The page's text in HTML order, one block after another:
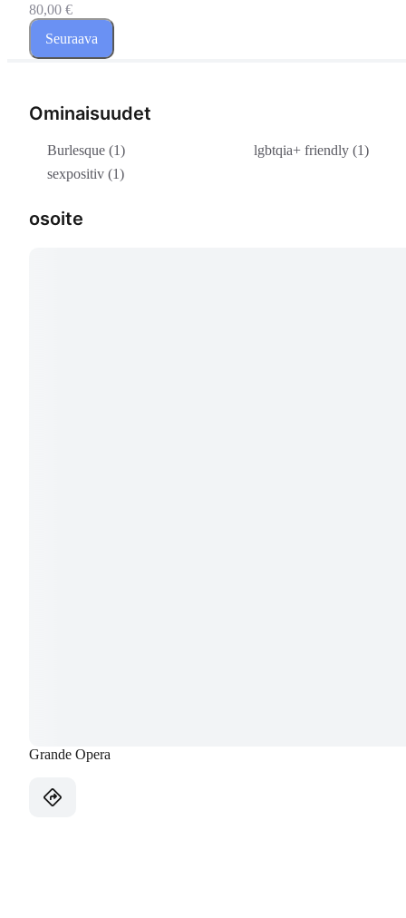
Ominaisuudet
Burlesque (1)
lgbtqia+ friendly (1)
sexpositiv (1)
osoite
Grande Opera
80,00 €
Seuraava